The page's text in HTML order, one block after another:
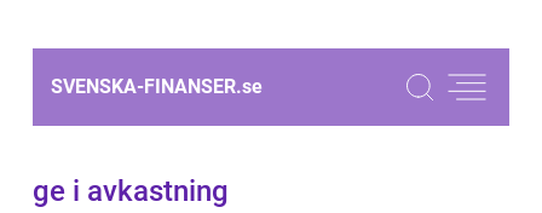
SVENSKA-FINANSER.se
ge i avkastning